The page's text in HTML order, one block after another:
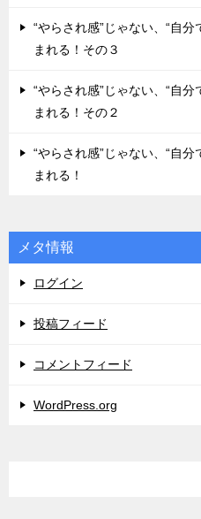
“やらされ感”じゃない、“自
まれる！その３
“やらされ感”じゃない、“自
まれる！その２
“やらされ感”じゃない、“自
まれる！
メタ情報
ログイン
投稿フィード
コメントフィード
WordPress.org